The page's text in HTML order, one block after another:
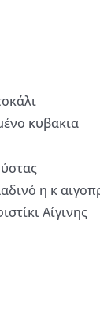
κυβακια
η κ
Αίγινης